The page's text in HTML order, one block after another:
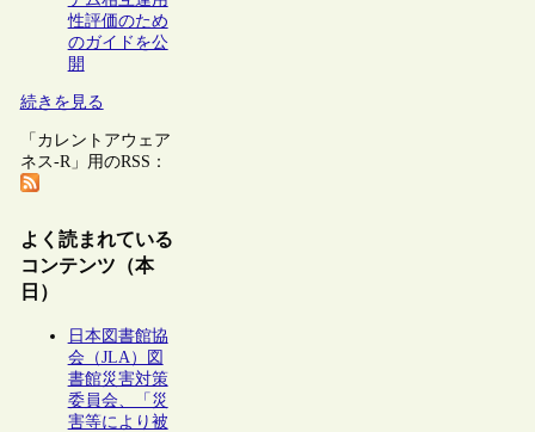
性評価のため
のガイドを公
開
続きを見る
「カレントアウェア
ネス-R」用のRSS：
よく読まれている
コンテンツ（本
日）
日本図書館協
会（JLA）図
書館災害対策
委員会、「災
害等により被